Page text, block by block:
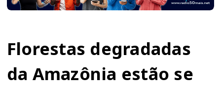
Florestas degradadas
da Amazônia estão se